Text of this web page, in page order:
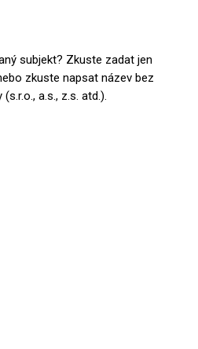
subjekt? Zkuste zadat jen
zkuste napsat název bez
a.s., z.s. atd.).